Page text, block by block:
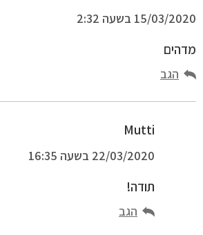
15/03/2020 בשעה 2:32
מדהים
הגב
Mutti
22/03/2020 בשעה 16:35
תודה!
הגב